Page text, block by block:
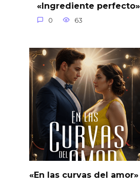
«Ingrediente
0 63
«En las curvas del